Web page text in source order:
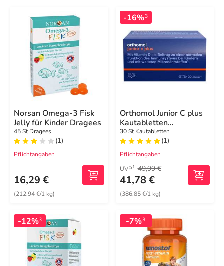
Norsan Omega-3 Fisk
Jelly für Kinder Dragees
45 St Dragees
(1)
Pflichtangaben
16,29 €
(212,94 €/1 kg)
-16%3
Orthomol Junior C plus
Kautabletten
Mandarine-Orange
30 St Kautabletten
(1)
Pflichtangaben
UVP1 49,99 €
41,78 €
(386,85 €/1 kg)
-12%3 -7%3